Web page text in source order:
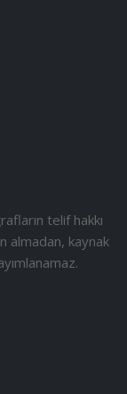
telif hakkı
almadan, kaynak